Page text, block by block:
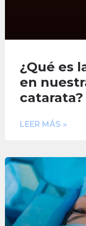
¿Qué es
en
catarata?
LEER MÁS »